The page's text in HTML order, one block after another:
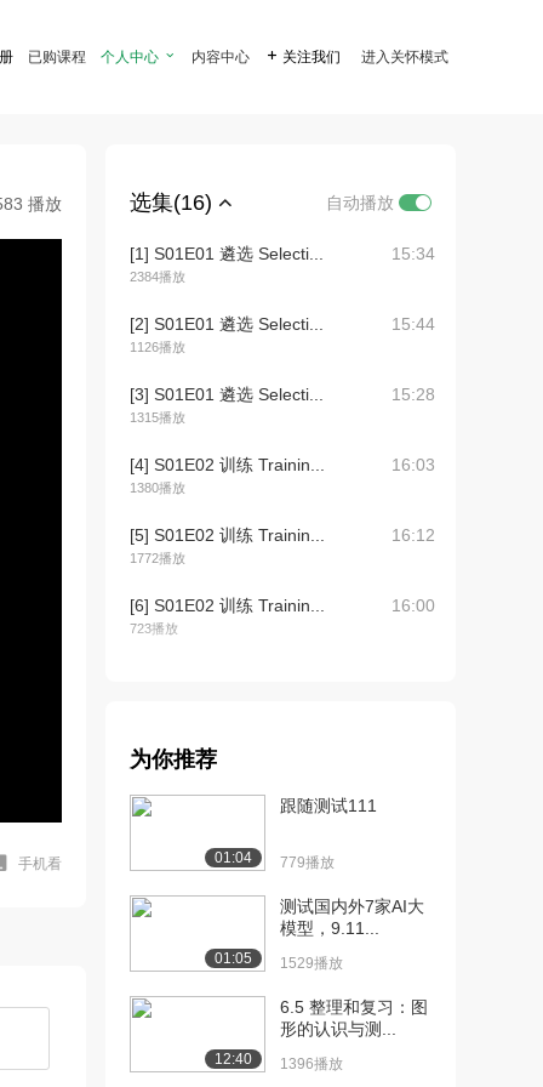
已购课程 个人中心  内容中心  关注我们 进入关怀模式
播放
手机看
选集(16) 自动播放
[1] S01E01 遴选 Selecti...
2384播放
15:34
[2] S01E01 遴选 Selecti...
1126播放
15:44
[3] S01E01 遴选 Selecti...
1315播放
15:28
[4] S01E02 训练 Trainin...
1380播放
16:03
[5] S01E02 训练 Trainin...
1772播放
16:12
[6] S01E02 训练 Trainin...
723播放
16:00
[8] S01E03 求生 Surviva...
761播放
[9] S01E03 求生 Surviva...
Finis...
Finis...
为你推荐
01:04
跟随测试111
779播放
01:05
测试国内外7家AI大
模型，9.11...
1529播放
12:40
6.5 整理和复习：图
形的认识与测...
1396播放